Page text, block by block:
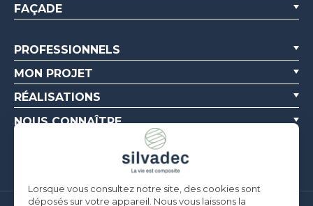
FAÇADE
PROFESSIONNELS
MON PROJET
RÉALISATIONS
NOUS CONNAÎTRE
Lorsque vous consultez notre site, des cookies sont
déposés sur votre appareil. Nous vous laissons la